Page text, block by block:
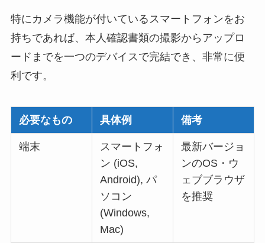
特にカメラ機能が付いているスマートフォンをお
持ちであれば、本人確認書類の撮影からアップロ
ードまでを一つのデバイスで完結でき、非常に便
利です。
必要なもの 具体例 備考
端末
スマートフォ
ン (iOS,
Android), パ
ソコン
(Windows,
Mac)
最新バージョ
ンのOS・ウ
ェブブラウザ
を推奨